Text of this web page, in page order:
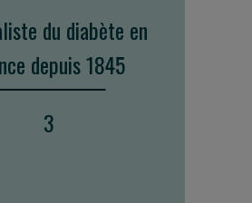
du diabète en
depuis 1845
3